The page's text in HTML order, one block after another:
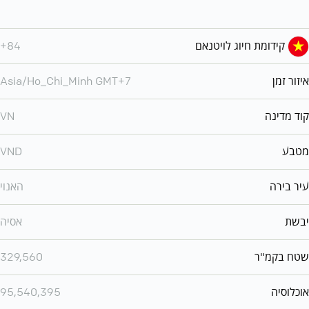
קידומת חיוג לויטנאם +84
איזור זמן Asia/Ho_Chi_Minh GMT+7
קוד מדינה VN
מטבע VND
עיר בירה האנוי
יבשת אסיה
שטח בקמ"ר 329,560
אוכלוסיה 95,540,395